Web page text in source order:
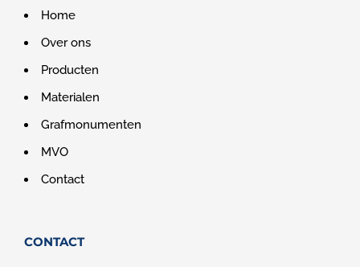
Home
Over ons
Producten
Materialen
Grafmonumenten
MVO
Contact
CONTACT